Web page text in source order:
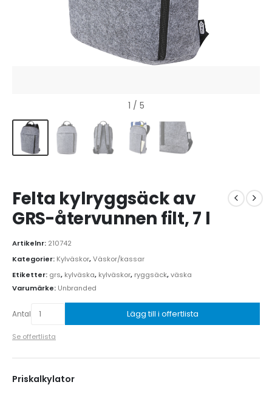
1 / 5
Felta kylryggsäck av
GRS-återvunnen filt, 7 l
Artikelnr: 210742
Kategorier: Kylväskor,Väskor/kassar
Etiketter: grs, kylväska, kylväskor, ryggsäck,väska
Varumärke: Unbranded
Antal Lägg till i offertlista
Se offertlista
Priskalkylator